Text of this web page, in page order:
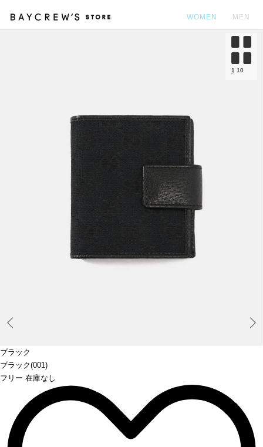
WOMEN MEN
ブラック
ブラック(001)
フリー 在庫なし
1 10